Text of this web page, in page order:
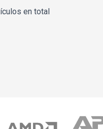
en total